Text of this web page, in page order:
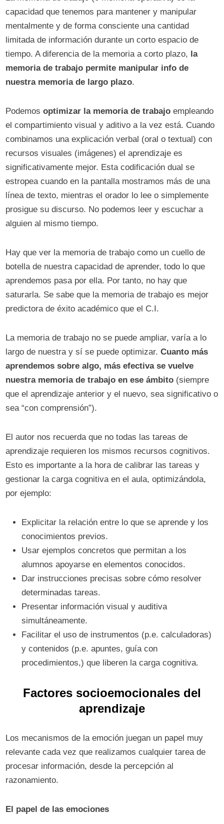
capacidad que tenemos para mantener y manipular
mentalmente y de forma consciente una cantidad
limitada de información durante un corto espacio de
tiempo. A diferencia de la memoria a corto plazo, la
memoria de trabajo permite manipular info de
nuestra memoria de largo plazo.
Podemosoptimizar la memoria de trabajo empleando
el compartimiento visual y aditivo a la vez está. Cuando
combinamos una explicación verbal (oral o textual) con
recursos visuales (imágenes) el aprendizaje es
significativamente mejor. Esta codificación dual se
estropea cuando en la pantalla mostramos más de una
línea de texto, mientras el orador lo lee o simplemente
prosigue su discurso. No podemos leer y escuchar a
alguien al mismo tiempo.
Hay que ver la memoria de trabajo como un cuello de
botella de nuestra capacidad de aprender, todo lo que
aprendemos pasa por ella. Por tanto, no hay que
saturarla. Se sabe que la memoria de trabajo es mejor
predictora de éxito académico que el C.I.
La memoria de trabajo no se puede ampliar, varía a lo
largo de nuestra y sí se puede optimizar.Cuanto más
aprendemos sobre algo, más efectiva se vuelve
nuestra memoria de trabajo en ese ámbito (siempre
que el aprendizaje anterior y el nuevo, sea significativo o
sea “con comprensión”).
El autor nos recuerda que no todas las tareas de
aprendizaje requieren los mismos recursos cognitivos.
Esto es importante a la hora de calibrar las tareas y
gestionar la carga cognitiva en el aula, optimizándola,
por ejemplo:
Explicitar la relación entre lo que se aprende y los
conocimientos previos.
Usar ejemplos concretos que permitan a los
alumnos apoyarse en elementos conocidos.
Dar instrucciones precisas sobre cómo resolver
determinadas tareas.
Presentar información visual y auditiva
simultáneamente.
Facilitar el uso de instrumentos (p.e. calculadoras)
y contenidos (p.e. apuntes, guía con
procedimientos,) que liberen la carga cognitiva.
Factores socioemocionales del
aprendizaje
Los mecanismos de la emoción juegan un papel muy
relevante cada vez que realizamos cualquier tarea de
procesar información, desde la percepción al
razonamiento.
El papel de las emociones